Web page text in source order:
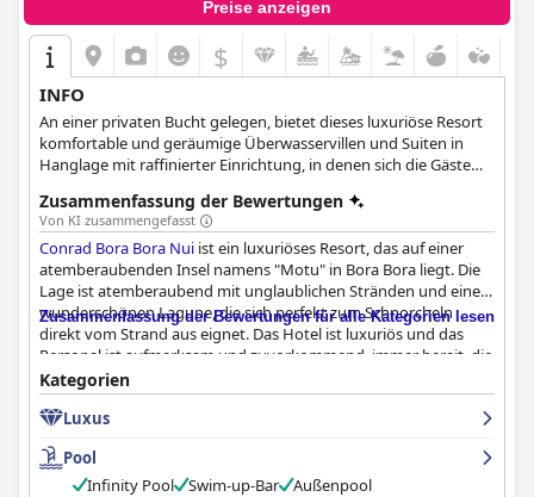
Preise anzeigen
$
INFO
An einer privaten Bucht gelegen, bietet dieses luxuriöse Resort
komfortable und geräumige Überwasservillen und Suiten in
Hanglage mit raffinierter Einrichtung, in denen sich die Gäste
können. Ein Spa mit Behandlungen auf der Basis von
Naturprodukten, exquisite Restaurants mit Blick auf das Meer
und eine Vielzahl von Erlebnissen und Aktivitäten machen Ihren
Aufenthalt unvergesslich.
Zusammenfassung der Bewertungen
Von KI zusammengefasst
Conrad Bora Bora Nui ist ein luxuriöses Resort, das auf einer
atemberaubenden Insel namens "Motu" in Bora Bora liegt. Die
Lage ist atemberaubend mit unglaublichen Stränden und einer
wunderschönen Lagune, die sich perfekt zum Schnorcheln
direkt vom Strand aus eignet. Das Hotel ist luxuriös und das
Personal ist aufmerksam und zuvorkommend, immer bereit, die
Bedürfnisse der Gäste zu erfüllen. Das Frühstück ist fantastisch
und bietet eine Fülle von köstlichen und qualitativ
hochwertigen Speisen, während das Essen im Hotel einen guten
Standard hat und einige außergewöhnliche Optionen zur
Verfügung stehen. Die Zimmer sind geräumig und gut
ausgestattet, wobei die atemberaubenden Villen über dem
Zusammenfassung der Bewertungen für alle Kategorien lesen
Kategorien
Luxus
Pool
Infinity Pool
Swim-up-Bar
Außenpool